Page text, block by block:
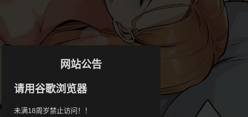
网站公告
请用谷歌浏览器
未满18周岁禁止访问！！